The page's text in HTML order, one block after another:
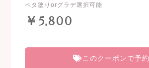
ベタ塗りorグラデ選択可能
￥5,800
このクーポンで予約